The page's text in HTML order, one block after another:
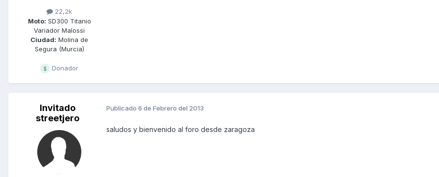
22,2k
Moto: SD300 Titanio
Variador Malossi
Ciudad: Molina de
Segura (Murcia)
Donador
Invitado
streetjero
Publicado 6 de Febrero del 2013
saludos y bienvenido al foro desde zaragoza